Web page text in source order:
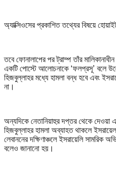
অ্যাক্সিওসের প্রকাশিত তথ্যের বিষয়ে
তবে ফোনালাপের পর ট্রাম্প তাঁর
একটি পোস্টে আলোচনাকে ‘ফলপ্রসূ’ বলে
হিজবুল্লাহর মধ্যে হামলা বন্ধ হবে এবং
না।
অন্যদিকে নেতানিয়াহুর দপ্তর থেকে দেওয়া
হিজবুল্লাহর হামলা অব্যাহত থাকলে
লেবাননের দক্ষিণাঞ্চলে ইসরায়েলি সামরিক
বলেও জানানো হয়।